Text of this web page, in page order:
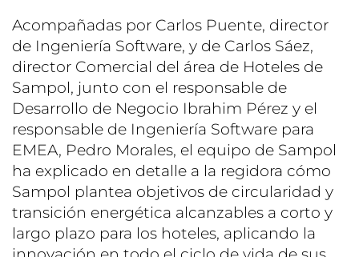
Acompañadas por Carlos Puente, director
de Ingeniería Software, y de Carlos Sáez,
director Comercial del área de Hoteles de
Sampol, junto con el responsable de
Desarrollo de Negocio Ibrahim Pérez y el
responsable de Ingeniería Software para
EMEA, Pedro Morales, el equipo de Sampol
ha explicado en detalle a la regidora cómo
Sampol plantea objetivos de circularidad y
transición energética alcanzables a corto y
largo plazo para los hoteles, aplicando la